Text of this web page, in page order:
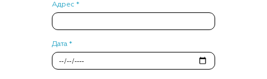
Адрес *
Дата *